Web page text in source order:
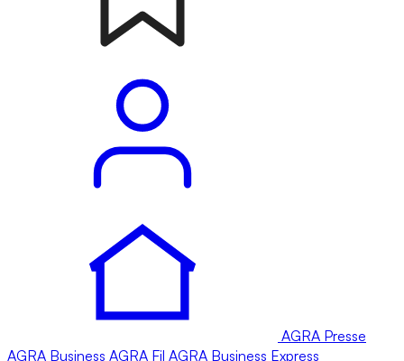
AGRA Presse
AGRA Business AGRA Fil AGRA Business Express